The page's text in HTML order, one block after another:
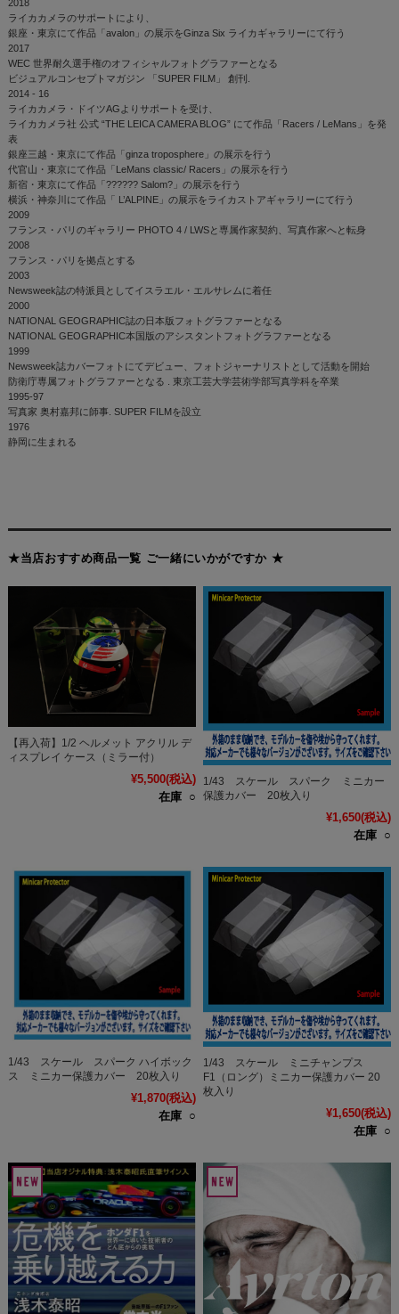
2018
ライカカメラのサポートにより、
銀座・東京にて作品「avalon」の展示をGinza Six ライカギャラリーにて行う
2017
WEC 世界耐久選手権のオフィシャルフォトグラファーとなる
ビジュアルコンセプトマガジン 「SUPER FILM」 創刊.
2014 - 16
ライカカメラ・ドイツAGよりサポートを受け、
ライカカメラ社 公式 “THE LEICA CAMERA BLOG” にて作品「Racers / LeMans」を発
表
銀座三越・東京にて作品「ginza troposphere」の展示を行う
代官山・東京にて作品「LeMans classic/ Racers」の展示を行う
新宿・東京にて作品「?????? Salom?」の展示を行う
横浜・神奈川にて作品「 L’ALPINE」の展示をライカストアギャラリーにて行う
2009
フランス・パリのギャラリー PHOTO 4 / LWSと専属作家契約、写真作家へと転身
2008
フランス・パリを拠点とする
2003
Newsweek誌の特派員としてイスラエル・エルサレムに着任
2000
NATIONAL GEOGRAPHIC誌の日本版フォトグラファーとなる
NATIONAL GEOGRAPHIC本国版のアシスタントフォトグラファーとなる
1999
Newsweek誌カバーフォトにてデビュー、フォトジャーナリストとして活動を開始
防衛庁専属フォトグラファーとなる . 東京工芸大学芸術学部写真学科を卒業
1995-97
写真家 奥村嘉邦に師事. SUPER FILMを設立
1976
静岡に生まれる
★当店おすすめ商品一覧 ご一緒にいかがですか ★
【再入荷】1/2 ヘルメット アクリル デ
ィスプレイ ケース（ミラー付）
¥5,500(税込)
在庫 ○
1/43 スケール スパーク ミニカー
保護カバー 20枚入り
¥1,650(税込)
在庫 ○
1/43 スケール スパーク ハイボック
ス ミニカー保護カバー 20枚入り
¥1,870(税込)
在庫 ○
1/43 スケール ミニチャンプス
F1（ロング）ミニカー保護カバー 20
枚入り
¥1,650(税込)
在庫 ○